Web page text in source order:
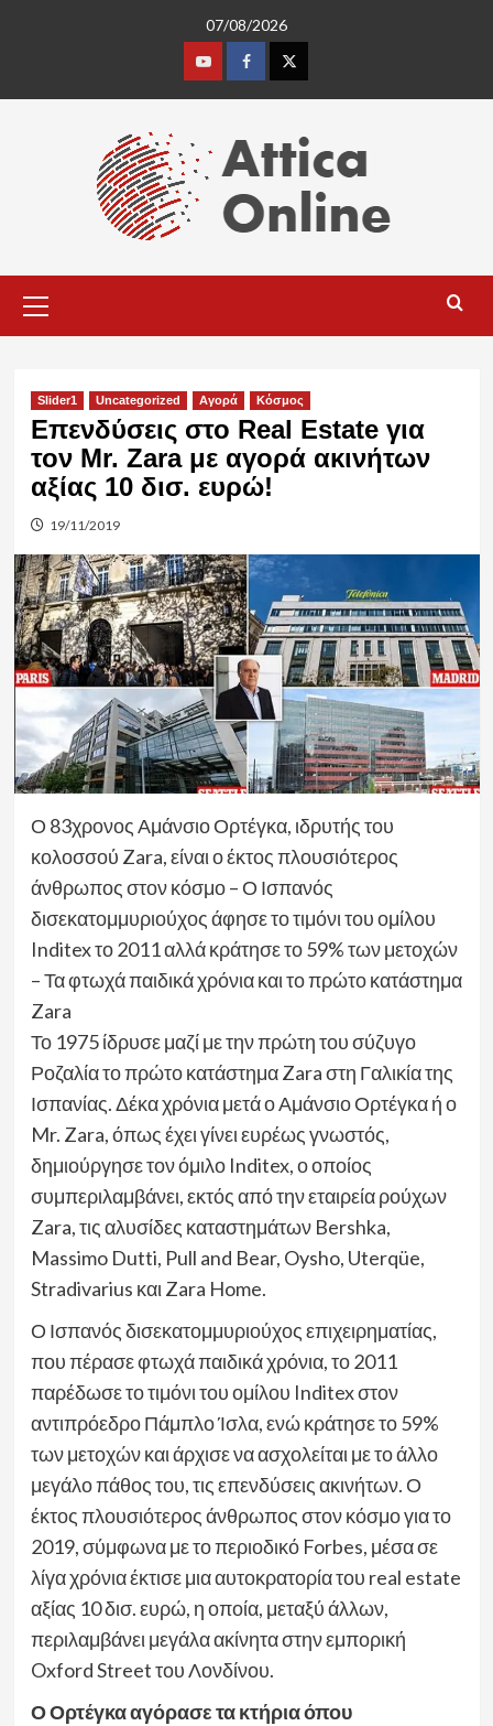
07/08/2026
YoutubeFacebookTwitter
Menu
Slider1 Uncategorized Αγορά Κόσμος
Επενδύσεις στο Real Estate για
τον Mr. Zara με αγορά ακινήτων
αξίας 10 δισ. ευρώ!
19/11/2019
Ο 83χρονος Αμάνσιο Ορτέγκα, ιδρυτής του
κολοσσού Zara, είναι ο έκτος πλουσιότερος
άνθρωπος στον κόσμο – Ο Ισπανός
δισεκατομμυριούχος άφησε το τιμόνι του ομίλου
Inditex το 2011 αλλά κράτησε το 59% των μετοχών
– Τα φτωχά παιδικά χρόνια και το πρώτο κατάστημα
Zara
Το 1975 ίδρυσε μαζί με την πρώτη του σύζυγο
Ροζαλία το πρώτο κατάστημα Zara στη Γαλικία της
Ισπανίας. Δέκα χρόνια μετά ο Αμάνσιο Ορτέγκα ή ο
Mr. Zara, όπως έχει γίνει ευρέως γνωστός,
δημιούργησε τον όμιλο Inditex, ο οποίος
συμπεριλαμβάνει, εκτός από την εταιρεία ρούχων
Zara, τις αλυσίδες καταστημάτων Bershka,
Massimo Dutti, Pull and Bear, Oysho, Uterqüe,
Stradivarius και Zara Home.
Ο Ισπανός δισεκατομμυριούχος επιχειρηματίας,
που πέρασε φτωχά παιδικά χρόνια, το 2011
παρέδωσε το τιμόνι του ομίλου Inditex στον
αντιπρόεδρο Πάμπλο Ίσλα, ενώ κράτησε το 59%
των μετοχών και άρχισε να ασχολείται με το άλλο
μεγάλο πάθος του, τις επενδύσεις ακινήτων. Ο
έκτος πλουσιότερος άνθρωπος στον κόσμο για το
2019, σύμφωνα με το περιοδικό Forbes, μέσα σε
λίγα χρόνια έκτισε μια αυτοκρατορία του real estate
αξίας 10 δισ. ευρώ, η οποία, μεταξύ άλλων,
περιλαμβάνει μεγάλα ακίνητα στην εμπορική
Oxford Street του Λονδίνου.
Ο Ορτέγκα αγόρασε τα κτήρια όπου